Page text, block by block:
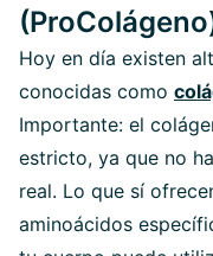
Hoy en día existen
conocidas como
Importante: el
estricto, ya que no
real. Lo que sí
aminoácidos